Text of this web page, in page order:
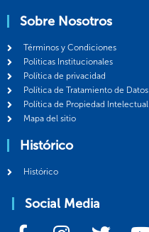
Sobre Nosotros
Términos y Condiciones
Politicas Institucionales
Política de privacidad
Política de Tratamiento de Datos
Política de Propiedad Intelectual
Mapa del sitio
Histórico
Histórico
Social Media